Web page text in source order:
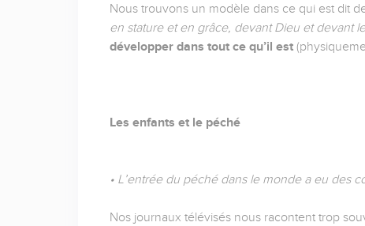
Nous trouvons un modèle dans ce qui est dit
en stature et en grâce, devant Dieu et devant
développer dans tout ce qu’il est
Les enfants et le péché
• L’entrée du péché dans le monde a eu des
Nos journaux télévisés nous racontent trop